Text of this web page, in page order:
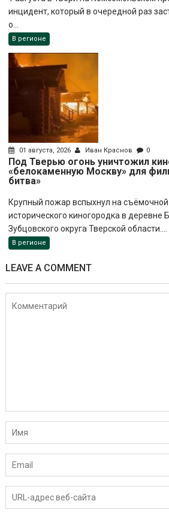
инцидент, который в очередной раз
о...
В регионе
01 августа, 2026 Иван Краснов 0
Под Тверью огонь уничтожил
«белокаменную Москву» для
битва»
Крупный пожар вспыхнул на
исторического киногородка в деревне
Зубцовского округа Тверской области....
В регионе
LEAVE A COMMENT